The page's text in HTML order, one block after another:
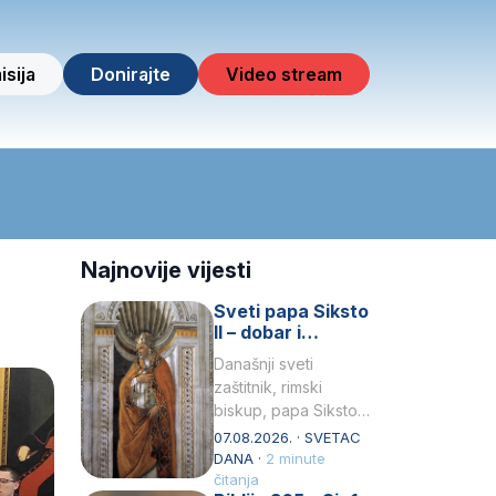
Donirajte Video stream
Najnovije vijesti
Sveti papa Siksto
II – dobar i
miroljubiv pastir
Današnji sveti
zaštitnik, rimski
biskup, papa Siksto
(Sixtus) II, prema
knjizi Liber
Pontificalis bio je
07.08.2026. · SVETAC
DANA · 2 minute
čitanja